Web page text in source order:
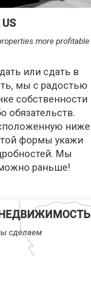
more profitable
или сдать в
мы с радостью
собственности
обязательств.
ниже
формы укажи
Мы
раньше!
сделаем